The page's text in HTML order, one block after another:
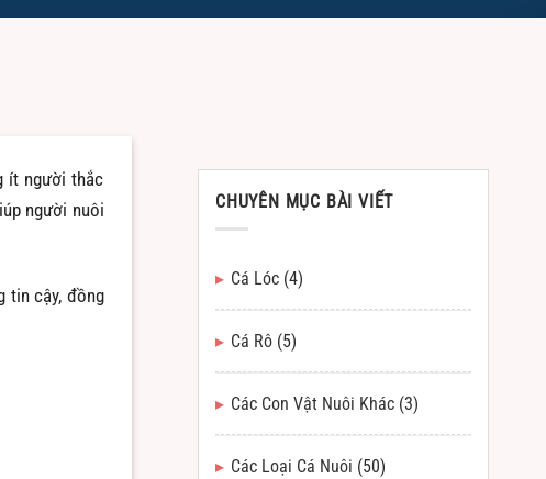
ít người thắc
người nuôi
tin cậy, đồng
CHUYÊN MỤC BÀI VIẾT
Cá Lóc (4)
Cá Rô (5)
Các Con Vật Nuôi Khác (3)
Các Loại Cá Nuôi (50)